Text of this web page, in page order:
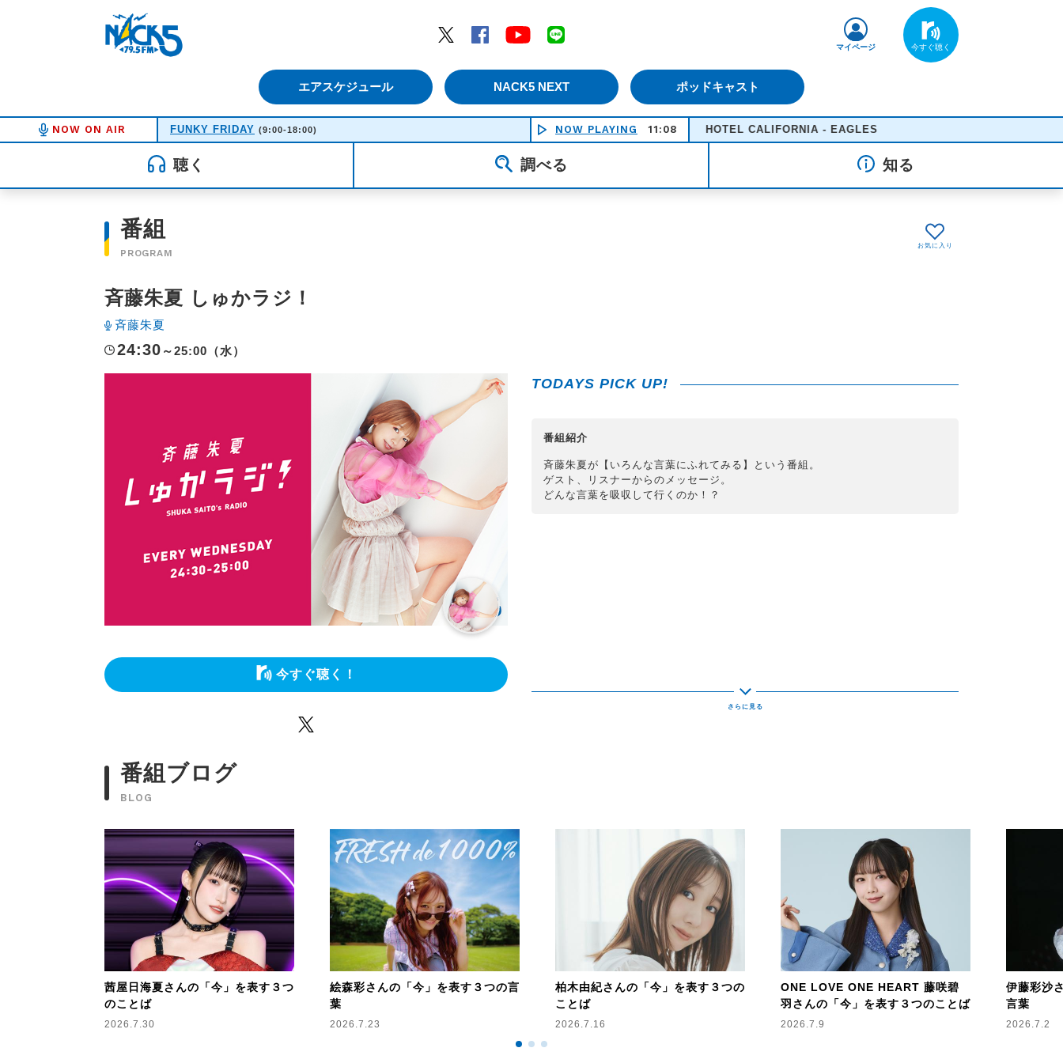
Twitter
Facebook YouTube
エアスケジュール NACK5 NEXT ポッドキャスト
マイページ
NOW ON AIR FUNKY FRIDAY (9:00-18:00) NOW PLAYING 11:08HOTEL CALIFORNIA - EAGLES
聴く 調べる 知る
番組
PROGRAM
斉藤朱夏 しゅかラジ！
斉藤朱夏
24:30 ～25:00（水）
今すぐ聴く！
TODAYS PICK UP!
番組紹介
斉藤朱夏が【いろんな言葉にふれてみる】という番組。
ゲスト、リスナーからのメッセージ。
どんな言葉を吸収して行くのか！？
番組ブログ
BLOG
茜屋日海夏さんの「今」を表す３つ
のことば
2026.7.30
絵森彩さんの「今」を表す３つの言
葉
2026.7.23
柏木由紀さんの「今」を表す３つの
ことば
2026.7.16
ONE LOVE ONE HEART 藤咲碧
羽さんの「今」を表す３つのことば
2026.7.9
伊藤彩沙
言葉
2026.7.2